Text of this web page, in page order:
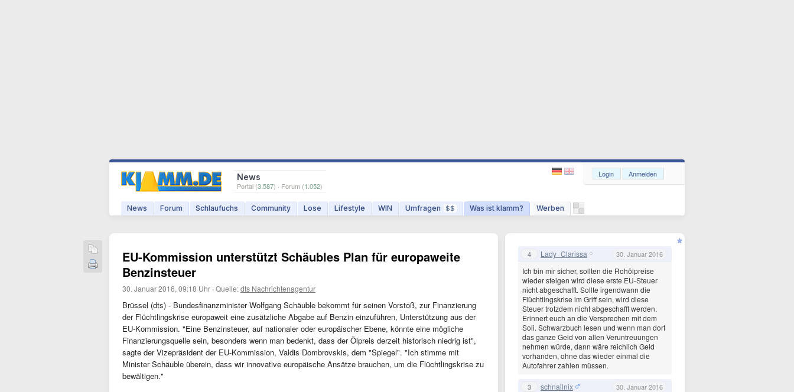
News
Portal (3.587) · Forum (1.052)
News Forum Schlaufuchs Community Lose Lifestyle WIN Umfragen $$ Was ist klamm? Werben
Login Anmelden
EU-Kommission unterstützt Schäubles Plan für europaweite
Benzinsteuer
30. Januar 2016, 09:18 Uhr ·Quelle:dts Nachrichtenagentur
Brüssel (dts) - Bundesfinanzminister Wolfgang Schäuble bekommt für seinen Vorstoß, zur Finanzierung
der Flüchtlingskrise europaweit eine zusätzliche Abgabe auf Benzin einzuführen, Unterstützung aus der
EU-Kommission. "Eine Benzinsteuer, auf nationaler oder europäischer Ebene, könnte eine mögliche
Finanzierungsquelle sein, besonders wenn man bedenkt, dass der Ölpreis derzeit historisch niedrig ist",
sagte der Vizepräsident der EU-Kommission, Valdis Dombrovskis, dem "Spiegel". "Ich stimme mit
Minister Schäuble überein, dass wir innovative europäische Ansätze brauchen, um die Flüchtlingskrise zu
bewältigen."
4 Lady_Clarissa 30. Januar 2016
Ich bin mir sicher, sollten die Rohölpreise
wieder steigen wird diese erste EU-Steuer
nicht abgeschafft. Sollte irgendwann die
Flüchtlingskrise im Griff sein, wird diese
Steuer trotzdem nicht abgeschafft werden.
Erinnert euch an die Versprechen mit dem
Soli. Schwarzbuch lesen und wenn man dort
das ganze Geld von allen Veruntreuungen
nehmen würde, dann wäre reichlich Geld
vorhanden, ohne das wieder einmal die
Autofahrer zahlen müssen.
3 schnallnix 30. Januar 2016